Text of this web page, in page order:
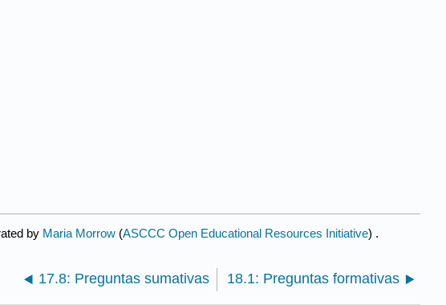
by Maria Morrow (ASCCC Open Educational Resources Initiative) .
17.8: Preguntas sumativas 18.1: Preguntas formativas